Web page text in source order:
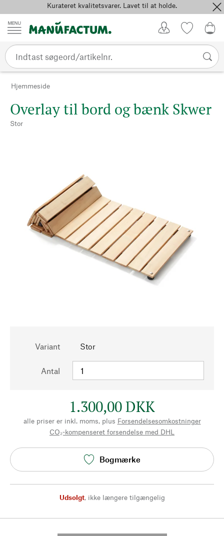
Spring til indholdKurateret kvalitetsvarer. Lavet til at holde.
Hjemmeside
Overlay til bord og bænk Skwer
Stor
Variant Stor
Antal
1.300,00 DKK
alle priser er inkl. moms, plus Forsendelsesomkostninger
CO₂-kompenseret forsendelse med DHL
Bogmærke
Udsolgt, ikke længere tilgængelig